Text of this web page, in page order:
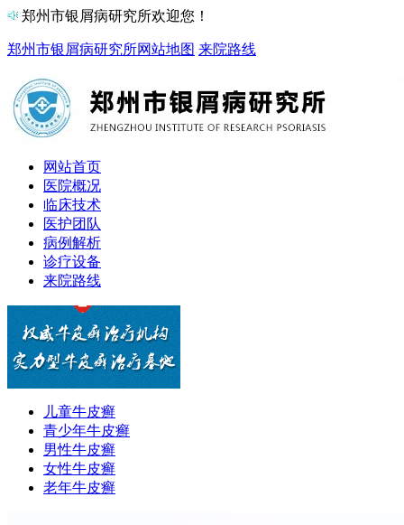
郑州市银屑病研究所欢迎您！
郑州市银屑病研究所网站地图 来院路线
网站首页
医院概况
临床技术
医护团队
病例解析
诊疗设备
来院路线
儿童牛皮癣
青少年牛皮癣
男性牛皮癣
女性牛皮癣
老年牛皮癣